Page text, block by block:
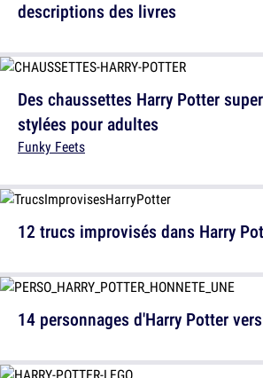
descriptions des livres
12 trucs improvisés dans Harry
Des chaussettes Harry Potter super
stylées pour adultes
Funky Feets
14 personnages d'Harry Potter